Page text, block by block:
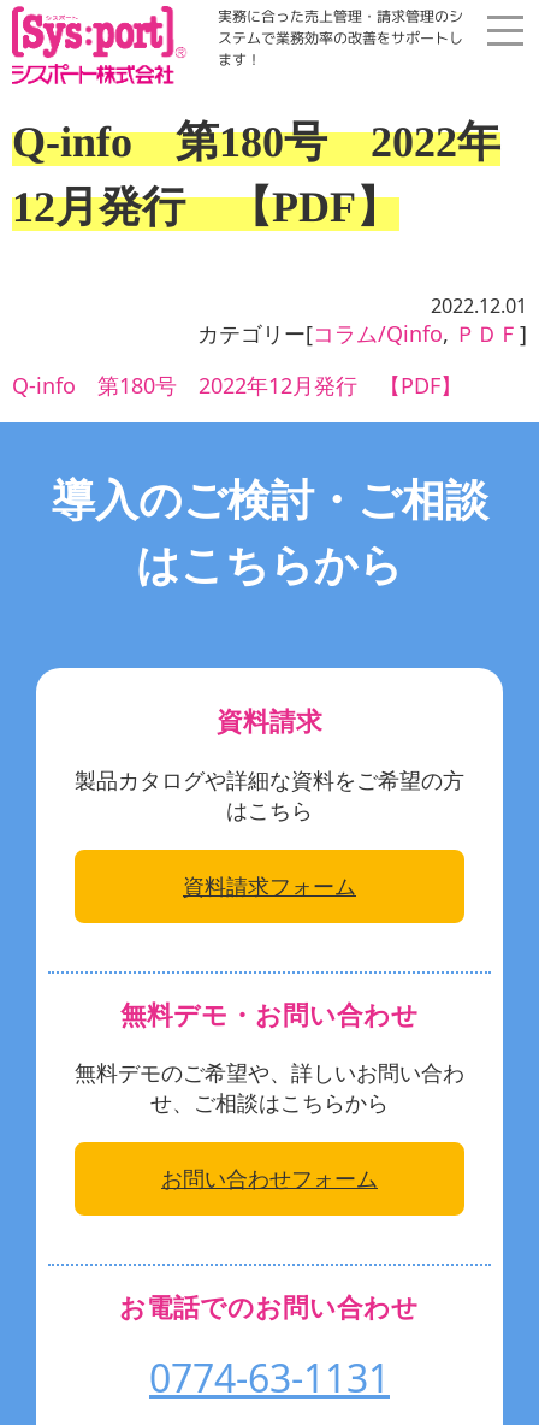
実務に合った売上管理・請求管理のシ
ステムで業務効率の改善をサポートし
ます！
コラム・Qinfo
会社案内
資料請求
Q-info 第180号 2022年
12月発行 【PDF】
2022.12.01
カテゴリー[コラム/Qinfo, ＰＤＦ ]
Q-info 第180号 2022年12月発行 【PDF】
導入のご検討・ご相談
はこちらから
資料請求
製品カタログや詳細な資料をご希望の方
はこちら
資料請求フォーム
無料デモ・お問い合わせ
無料デモのご希望や、詳しいお問い合わ
せ、ご相談はこちらから
お問い合わせフォーム
お電話でのお問い合わせ
0774-63-1131